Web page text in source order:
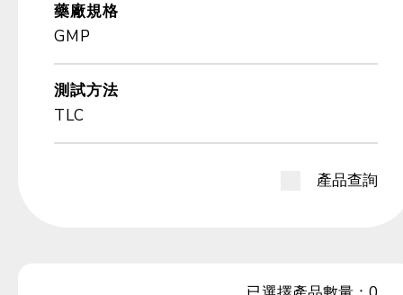
藥廠規格
GMP
測試方法
TLC
產品查詢